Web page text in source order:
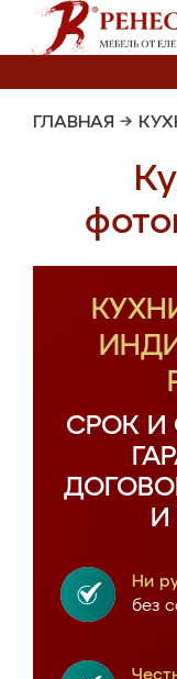
ГЛАВНАЯ →
СРОК И
И
Ни
без